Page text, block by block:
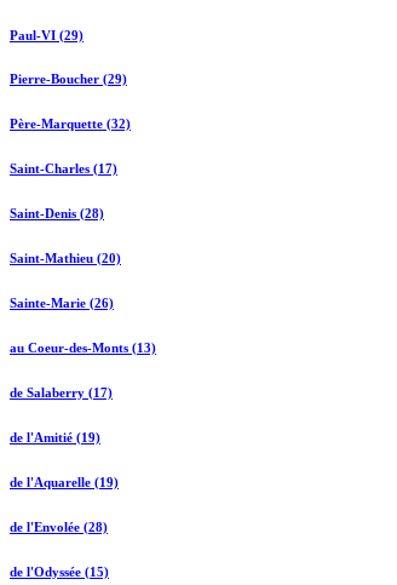
Paul-VI (29)
Pierre-Boucher (29)
Père-Marquette (32)
Saint-Charles (17)
Saint-Denis (28)
Saint-Mathieu (20)
Sainte-Marie (26)
au Coeur-des-Monts (13)
de Salaberry (17)
de l'Amitié (19)
de l'Aquarelle (19)
de l'Envolée (28)
de l'Odyssée (15)